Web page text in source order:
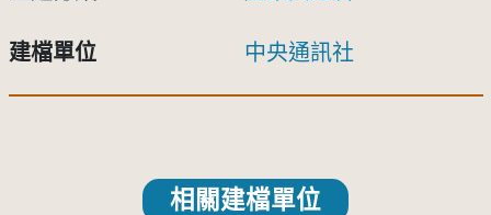
建檔單位 中央通訊社
相關建檔單位